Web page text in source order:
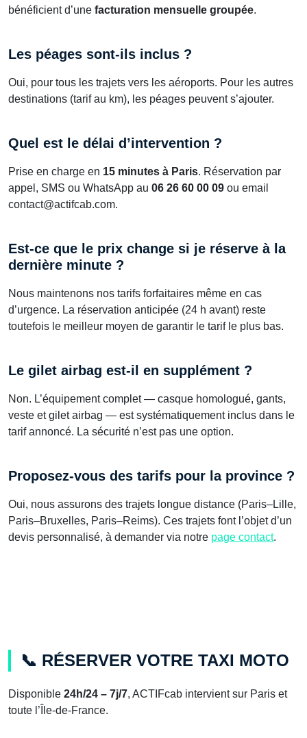
bénéficient d’une facturation mensuelle groupée.
Les péages sont-ils inclus ?
Oui, pour tous les trajets vers les aéroports. Pour les autres
destinations (tarif au km), les péages peuvent s’ajouter.
Quel est le délai d’intervention ?
Prise en charge en 15 minutes à Paris. Réservation par
appel, SMS ou WhatsApp au 06 26 60 00 09 ou email
contact@actifcab.com.
Est-ce que le prix change si je réserve à la
dernière minute ?
Nous maintenons nos tarifs forfaitaires même en cas
d’urgence. La réservation anticipée (24 h avant) reste
toutefois le meilleur moyen de garantir le tarif le plus bas.
Le gilet airbag est-il en supplément ?
Non. L’équipement complet — casque homologué, gants,
veste et gilet airbag — est systématiquement inclus dans le
tarif annoncé. La sécurité n’est pas une option.
Proposez-vous des tarifs pour la province ?
Oui, nous assurons des trajets longue distance (Paris–Lille,
Paris–Bruxelles, Paris–Reims). Ces trajets font l’objet d’un
devis personnalisé, à demander via notre page contact.
📞 RÉSERVER VOTRE TAXI MOTO
Disponible 24h/24 – 7j/7, ACTIFcab intervient sur Paris et
toute l’Île-de-France.